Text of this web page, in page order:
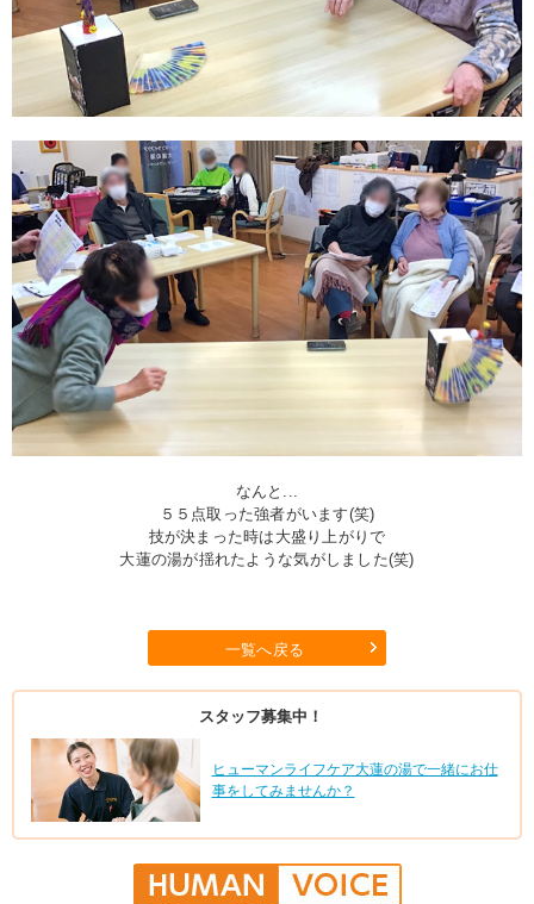
なんと...
５５点取った強者がいます(笑)
技が決まった時は大盛り上がりで
大蓮の湯が揺れたような気がしました(笑)
一覧へ戻る
スタッフ募集中！
ヒューマンライフケア大蓮の湯で一緒にお仕
事をしてみませんか？